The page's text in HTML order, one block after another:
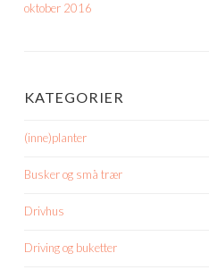
oktober 2016
KATEGORIER
(inne)planter
Busker og små trær
Drivhus
Driving og buketter